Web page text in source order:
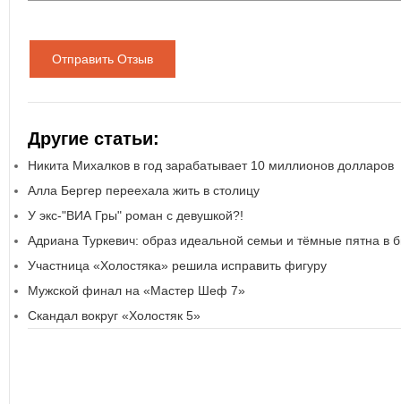
Отправить Отзыв
Другие статьи:
Никита Михалков в год зарабатывает 10 миллионов долларов
Алла Бергер переехала жить в столицу
У экс-"ВИА Гры" роман с девушкой?!
Адриана Туркевич: образ идеальной семьи и тёмные пятна в
Участница «Холостяка» решила исправить фигуру
Мужской финал на «Мастер Шеф 7»
Скандал вокруг «Холостяк 5»